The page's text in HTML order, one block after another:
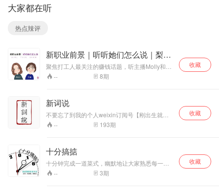
主题，及旅行、器
材、人文、风光、
人像、热点话题等
于一身，全力打造
大家都在听
热点辣评
新职业前景｜听听她们怎么说｜梨花
播客
聚焦打工人最关注的赚钱话题，听主播Molly和小
哞一语道破新职业玄机。
-- 8期
收藏
新词说
不要忘了到我的个人weixin订阅号【刚出生就很
困】来找我哦~ 每天1~3分钟，为你解释一个网络
新词汇，和时代的脉搏一起跳动。
-- 193期
收藏
十分搞掂
十分钟完成一道菜式，幽默地让大家熟悉每一个
步骤，选材要注意的地方。
-- 3期
收藏